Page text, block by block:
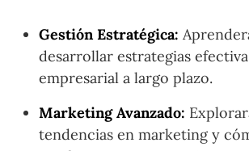
Gestión Estratégica:
desarrollar estrategias
empresarial a largo plazo.
Marketing Avanzado:
tendencias en marketing y